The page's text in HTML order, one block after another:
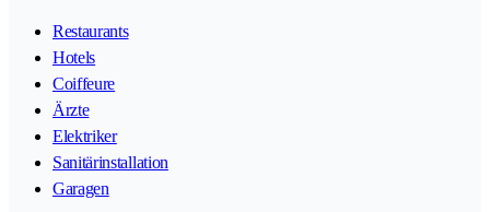
Restaurants
Hotels
Coiffeure
Ärzte
Elektriker
Sanitärinstallation
Garagen